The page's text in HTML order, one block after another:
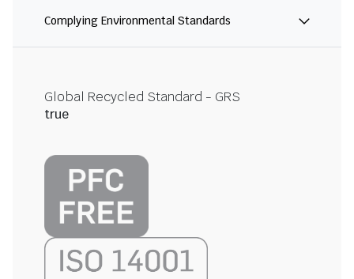
Complying Environmental Standards
Global Recycled Standard - GRS
true